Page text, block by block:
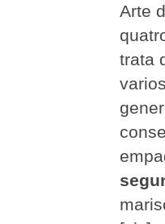
Arte
trata